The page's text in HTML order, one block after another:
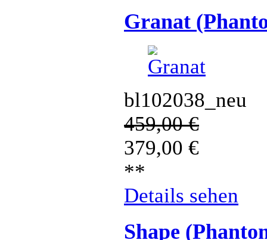
Granat
bl102038_neu
459,00€
379,00 €
**
Details sehen
Shape